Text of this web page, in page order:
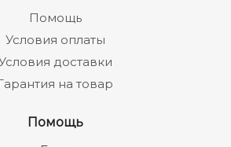
Помощь
Условия оплаты
доставки
на товар
Помощь